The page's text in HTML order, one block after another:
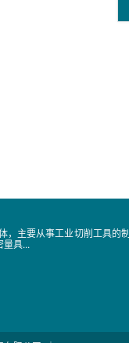
，主要从事工业切削工具的制
量具...